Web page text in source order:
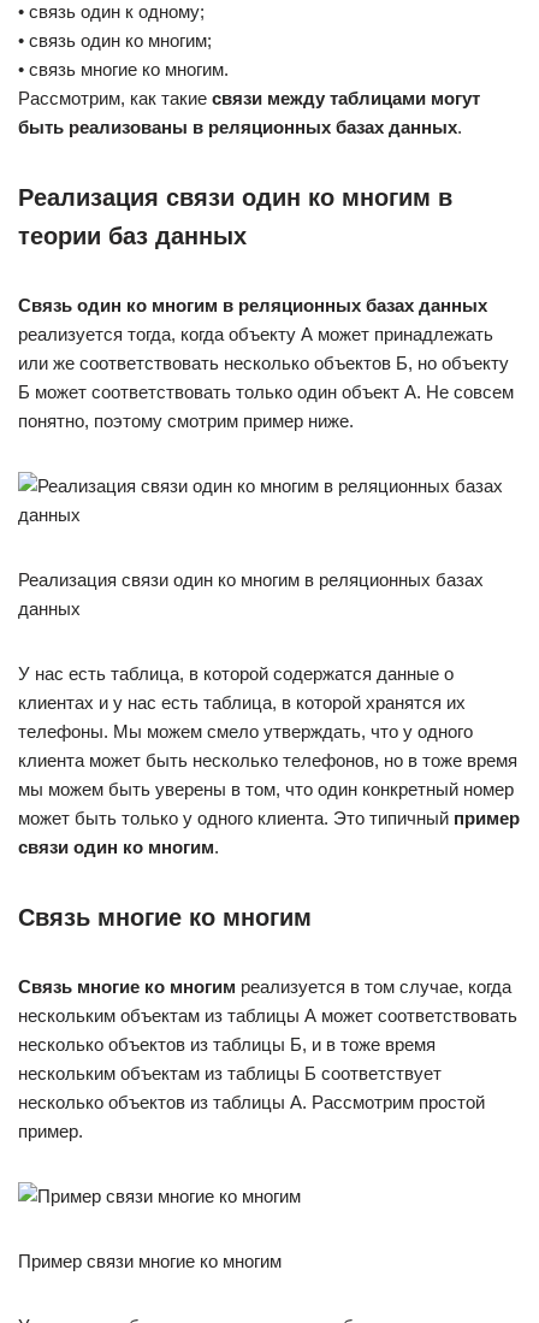
• связь один к одному;
• связь один ко многим;
• связь многие ко многим.
Рассмотрим, как такие связи между таблицами могут
быть реализованы в реляционных базах данных.
Реализация связи один ко многим в
теории баз данных
Связь один ко многим в реляционных базах данных
реализуется тогда, когда объекту А может принадлежать
или же соответствовать несколько объектов Б, но объекту
Б может соответствовать только один объект А. Не совсем
понятно, поэтому смотрим пример ниже.
Реализация связи один ко многим в реляционных базах
данных
У нас есть таблица, в которой содержатся данные о
клиентах и у нас есть таблица, в которой хранятся их
телефоны. Мы можем смело утверждать, что у одного
клиента может быть несколько телефонов, но в тоже время
мы можем быть уверены в том, что один конкретный номер
может быть только у одного клиента. Это типичный пример
связи один ко многим.
Связь многие ко многим
Связь многие ко многим реализуется в том случае, когда
нескольким объектам из таблицы А может соответствовать
несколько объектов из таблицы Б, и в тоже время
нескольким объектам из таблицы Б соответствует
несколько объектов из таблицы А. Рассмотрим простой
пример.
Пример связи многие ко многим